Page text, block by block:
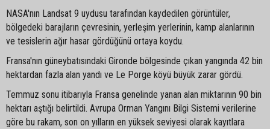
NASA'nın Landsat 9 uydusu tarafından kaydedilen görüntüler,
bölgedeki barajların çevresinin, yerleşim yerlerinin, kamp alanlarının
ve tesislerin ağır hasar gördüğünü ortaya koydu.
Fransa'nın güneybatısındaki Gironde bölgesinde çıkan yangında 42 bin
hektardan fazla alan yandı ve Le Porge köyü büyük zarar gördü.
Temmuz sonu itibarıyla Fransa genelinde yanan alan miktarının 90 bin
hektarı aştığı belirtildi. Avrupa Orman Yangını Bilgi Sistemi verilerine
göre bu rakam, son on yılların en yüksek seviyesi olarak kayıtlara